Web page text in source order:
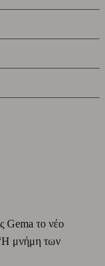
Gema το νέο
μνήμη των